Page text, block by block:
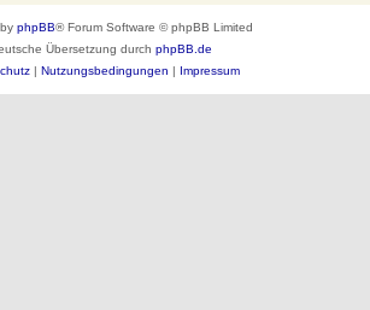
phpBB® Forum Software © phpBB Limited
Übersetzung durch phpBB.de
Nutzungsbedingungen Impressum